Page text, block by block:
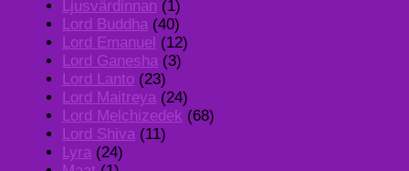
Ljusvärdinnan (1)
Lord Buddha (40)
Lord Emanuel (12)
Lord Ganesha (3)
Lord Lanto (23)
Lord Maitreya (24)
Lord Melchizedek (68)
Lord Shiva (11)
Lyra (24)